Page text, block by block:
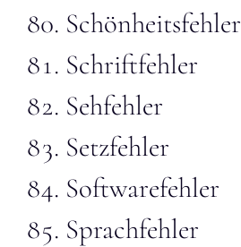
Schönheitsfehler
Schriftfehler
Sehfehler
Setzfehler
Softwarefehler
Sprachfehler